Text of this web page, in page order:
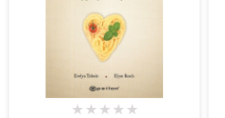
★ ★ ★ ★ ★